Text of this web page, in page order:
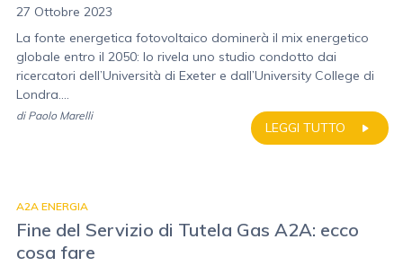
27 Ottobre 2023
La fonte energetica fotovoltaico dominerà il mix energetico
globale entro il 2050: lo rivela uno studio condotto dai
ricercatori dell’Università di Exeter e dall’University College di
Londra....
LEGGI TUTTO
di Paolo Marelli
A2A ENERGIA
Fine del Servizio di Tutela Gas A2A: ecco
cosa fare